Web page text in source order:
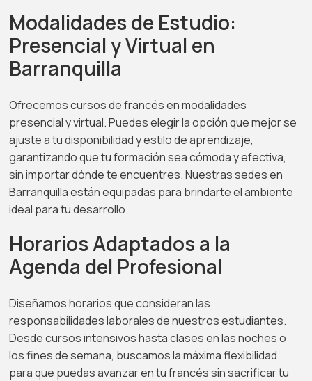
Modalidades de Estudio:
Presencial y Virtual en
Barranquilla
Ofrecemos cursos de francés en modalidades
presencial y virtual. Puedes elegir la opción que mejor se
ajuste a tu disponibilidad y estilo de aprendizaje,
garantizando que tu formación sea cómoda y efectiva,
sin importar dónde te encuentres. Nuestras sedes en
Barranquilla están equipadas para brindarte el ambiente
ideal para tu desarrollo.
Horarios Adaptados a la
Agenda del Profesional
Diseñamos horarios que consideran las
responsabilidades laborales de nuestros estudiantes.
Desde cursos intensivos hasta clases en las noches o
los fines de semana, buscamos la máxima flexibilidad
para que puedas avanzar en tu francés sin sacrificar tu